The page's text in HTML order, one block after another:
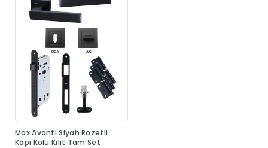
Max Avanti Siyah Rozetli
Kapı Kolu Kilit Tam Set